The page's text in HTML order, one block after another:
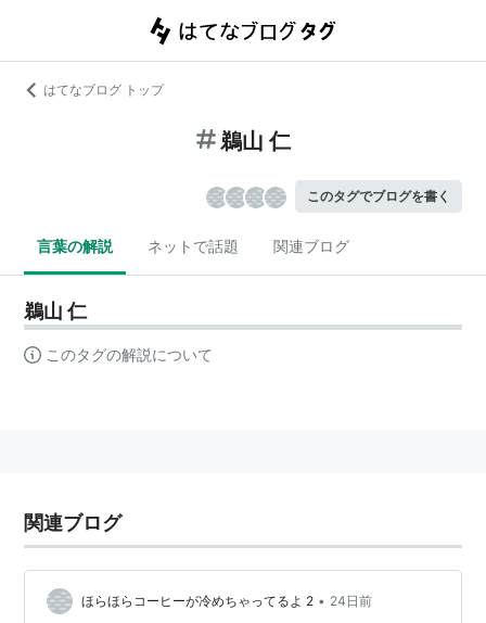
はてなブログ トップ
鵜山 仁
このタグでブログを書く
言葉の解説 ネットで話題 関連ブログ
鵜山 仁
このタグの解説について
関連ブログ
ほらほらコーヒーが冷めちゃってるよ 2 • 24日前